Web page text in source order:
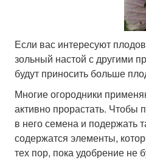
Если вас интересуют
зольный настой с другими
будут приносить больше
Многие огородники
активно прорастать. Чтобы
в него семена и подержать
содержатся элементы,
тех пор, пока удобрение не